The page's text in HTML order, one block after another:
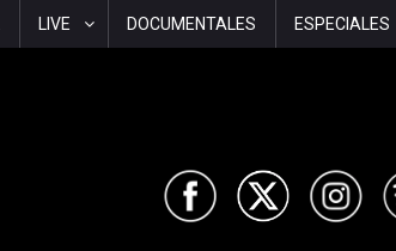
LIVE DOCUMENTALES ESPECIALES